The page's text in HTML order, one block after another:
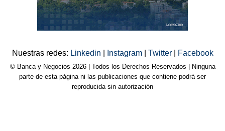
Nuestras redes: Linkedin Instagram Twitter Facebook
© Banca y Negocios 2026 | Todos los Derechos Reservados | Ninguna
parte de esta página ni las publicaciones que contiene podrá ser
reproducida sin autorización